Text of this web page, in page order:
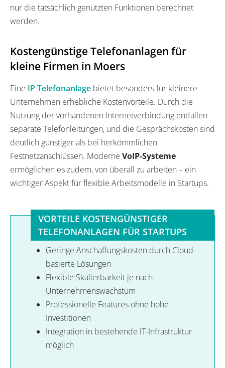
nur die tatsächlich genutzten Funktionen berechnet
werden.
Kostengünstige Telefonanlagen für
kleine Firmen in Moers
Eine IP Telefonanlage bietet besonders für kleinere
Unternehmen erhebliche Kostenvorteile. Durch die
Nutzung der vorhandenen Internetverbindung entfallen
separate Telefonleitungen, und die Gesprächskosten sind
deutlich günstiger als bei herkömmlichen
Festnetzanschlüssen. Moderne VoIP-Systeme
ermöglichen es zudem, von überall zu arbeiten – ein
wichtiger Aspekt für flexible Arbeitsmodelle in Startups.
VORTEILE KOSTENGÜNSTIGER
TELEFONANLAGEN FÜR STARTUPS
Geringe Anschaffungskosten durch Cloud-
basierte Lösungen
Flexible Skalierbarkeit je nach
Unternehmenswachstum
Professionelle Features ohne hohe
Investitionen
Integration in bestehende IT-Infrastruktur
möglich